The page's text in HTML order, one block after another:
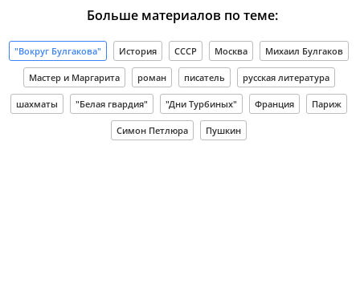
Больше материалов по теме:
"Вокруг Булгакова" История СССР Москва Михаил Булгаков
Мастер и Маргарита роман писатель русская литература
шахматы "Белая гвардия" "Дни Турбиных" Франция Париж
Симон Петлюра Пушкин